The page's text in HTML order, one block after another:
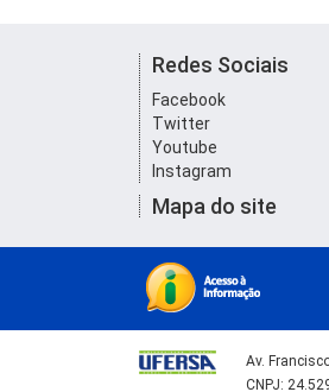
Redes Sociais
Facebook
Twitter
Youtube
Instagram
Mapa do site
Av.
CNPJ: